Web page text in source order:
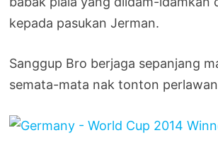
kepada pasukan Jerman.
Sanggup Bro berjaga sepanjang
semata-mata nak tonton